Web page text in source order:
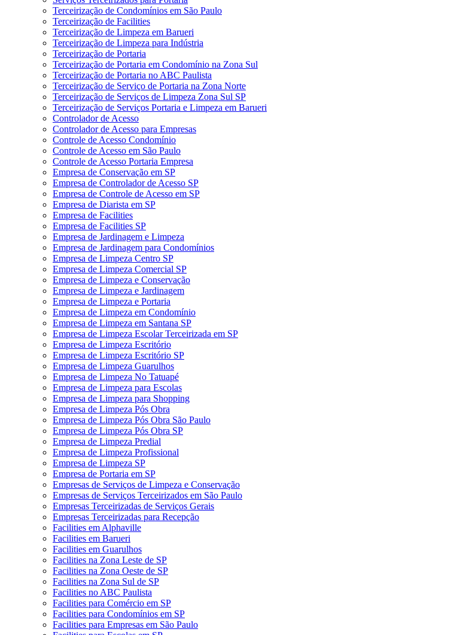
Terceirização de Condomínios em São Paulo
Terceirização de Facilities
Terceirização de Limpeza em Barueri
Terceirização de Limpeza para Indústria
Terceirização de Portaria
Terceirização de Portaria em Condomínio na Zona Sul
Terceirização de Portaria no ABC Paulista
Terceirização de Serviço de Portaria na Zona Norte
Terceirização de Serviços de Limpeza Zona Sul SP
Terceirização de Serviços Portaria e Limpeza em Barueri
Controlador de Acesso
Controlador de Acesso para Empresas
Controle de Acesso Condomínio
Controle de Acesso em São Paulo
Controle de Acesso Portaria Empresa
Empresa de Conservação em SP
Empresa de Controlador de Acesso SP
Empresa de Controle de Acesso em SP
Empresa de Diarista em SP
Empresa de Facilities
Empresa de Facilities SP
Empresa de Jardinagem e Limpeza
Empresa de Jardinagem para Condomínios
Empresa de Limpeza Centro SP
Empresa de Limpeza Comercial SP
Empresa de Limpeza e Conservação
Empresa de Limpeza e Jardinagem
Empresa de Limpeza e Portaria
Empresa de Limpeza em Condomínio
Empresa de Limpeza em Santana SP
Empresa de Limpeza Escolar Terceirizada em SP
Empresa de Limpeza Escritório
Empresa de Limpeza Escritório SP
Empresa de Limpeza Guarulhos
Empresa de Limpeza No Tatuapé
Empresa de Limpeza para Escolas
Empresa de Limpeza para Shopping
Empresa de Limpeza Pós Obra
Empresa de Limpeza Pós Obra São Paulo
Empresa de Limpeza Pós Obra SP
Empresa de Limpeza Predial
Empresa de Limpeza Profissional
Empresa de Limpeza SP
Empresa de Portaria em SP
Empresas de Serviços de Limpeza e Conservação
Empresas de Serviços Terceirizados em São Paulo
Empresas Terceirizadas de Serviços Gerais
Empresas Terceirizadas para Recepção
Facilities em Alphaville
Facilities em Barueri
Facilities em Guarulhos
Facilities na Zona Leste de SP
Facilities na Zona Oeste de SP
Facilities na Zona Sul de SP
Facilities no ABC Paulista
Facilities para Comércio em SP
Facilities para Condomínios em SP
Facilities para Empresas em São Paulo